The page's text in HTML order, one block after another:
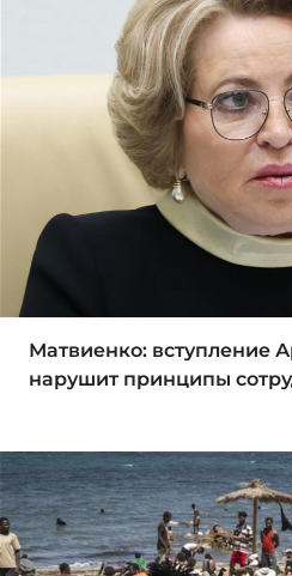
Матвиенко: вступление
нарушит принципы